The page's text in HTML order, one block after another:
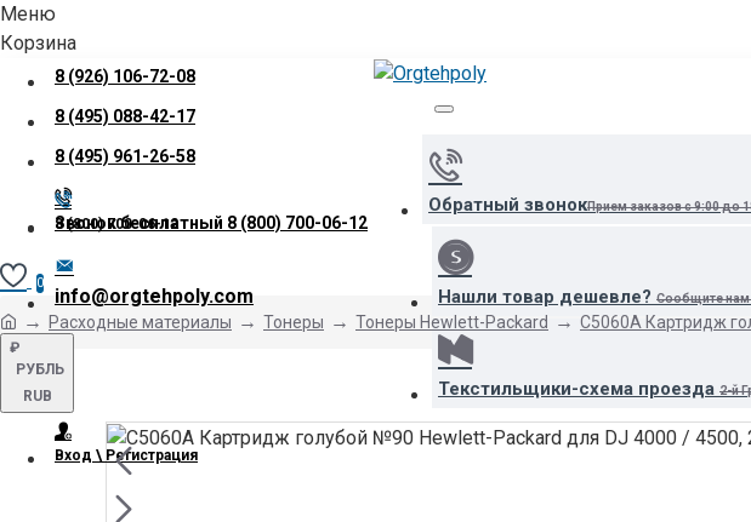
Меню
Корзина
8 (926) 106-72-08
8 (495) 088-42-17
8 (495) 961-26-58
Звонок бесплатный 8 (800) 700-06-12
info@orgtehpoly.com
₽
РУБЛЬ
RUB
Вход \ Регистрация
Обратный звонокПрием заказов с 9:00 до
Нашли товар дешевле? Сообщите нам
Текстильщики-схема проезда 2-й
8 (800) 700-06-12
0
Расходные материалы Тонеры Тонеры Hewlett-Packard C5060A Картридж